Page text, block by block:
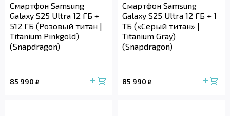
Смартфон Samsung
Galaxy S25 Ultra 12 ГБ +
512 ГБ (Розовый титан |
Titanium Pinkgold)
(Snapdragon)
85 990 ₽
Смартфон Samsung
Galaxy S25 Ultra 12 ГБ + 1
ТБ («Серый титан» |
Titanium Gray)
(Snapdragon)
85 990 ₽